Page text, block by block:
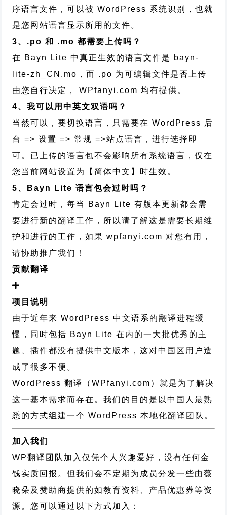
序语言文件，可以被 WordPress 系统识别，也就
是您网站语言显示所用的文件。
3、.po 和 .mo 都需要上传吗？
在 Bayn Lite 中真正生效的语言文件是 bayn-
lite-zh_CN.mo，而 .po 为可编辑文件是否上传
由您自行决定， WPfanyi.com 均有提供。
4、我可以用中英文双语吗？
当然可以，要切换语言，只需要在 WordPress 后
台 => 设置 => 常规 =>站点语言，进行选择即
可。已上传的语言包不会影响所有系统语言，仅在
您当前网站设置为【简体中文】时生效。
5、Bayn Lite 语言包会过时吗？
肯定会过时，每当 Bayn Lite 有版本更新都会需
要进行新的翻译工作，所以请了解这是需要长期维
护和进行的工作，如果 wpfanyi.com 对您有用，
请协助推广我们！
贡献翻译
项目说明
由于近年来 WordPress 中文语系的翻译进程缓
慢，同时包括 Bayn Lite 在内的一大批优秀的主
题、插件都没有提供中文版本，这对中国区用户造
成了很多不便。
WordPress 翻译（WPfanyi.com） 就是为了解决
这一基本需求而存在。我们的目的是以中国人最熟
悉的方式组建一个 WordPress 本地化翻译团队。
加入我们
WP翻译团队加入仅凭个人兴趣爱好，没有任何金
钱实质回报。但我们会不定期为成员分发一些由薇
晓朵及赞助商提供的如教育资料、产品优惠券等资
源。您可以通过以下方式加入：